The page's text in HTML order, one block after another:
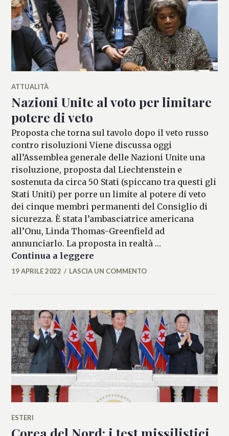
ATTUALITÀ
Nazioni Unite al voto per limitare
potere di veto
Proposta che torna sul tavolo dopo il veto russo
contro risoluzioni Viene discussa oggi
all’Assemblea generale delle Nazioni Unite una
risoluzione, proposta dal Liechtenstein e
sostenuta da circa 50 Stati (spiccano tra questi gli
Stati Uniti) per porre un limite al potere di veto
dei cinque membri permanenti del Consiglio di
sicurezza. È stata l’ambasciatrice americana
all’Onu, Linda Thomas-Greenfield ad
annunciarlo. La proposta in realtà …
Continua a leggere
FLAVIA
19 APRILE 2022 LASCIA UN COMMENTO
ESTERI
Corea del Nord: i test missilistici